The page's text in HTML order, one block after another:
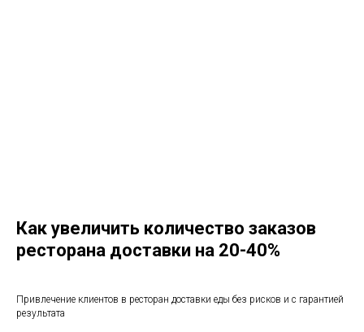
Как увеличить количество заказов
ресторана доставки на 20-40%
Привлечение клиентов в ресторан доставки еды без рисков и с гарантией
результата